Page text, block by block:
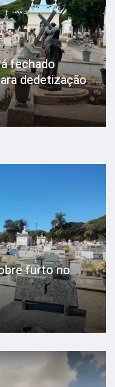
fechado
dedetização
furto no